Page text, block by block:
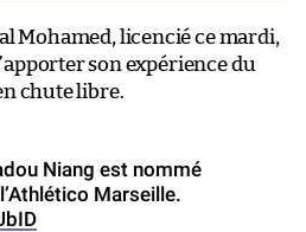
Mohamed, licencié ce mardi,
son expérience du
chute libre.
Niang est nommé
Marseille.